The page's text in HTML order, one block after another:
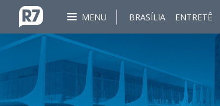
MENU BRASÍLIA ENTRETÊ